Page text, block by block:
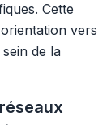
Cette
vers
de la